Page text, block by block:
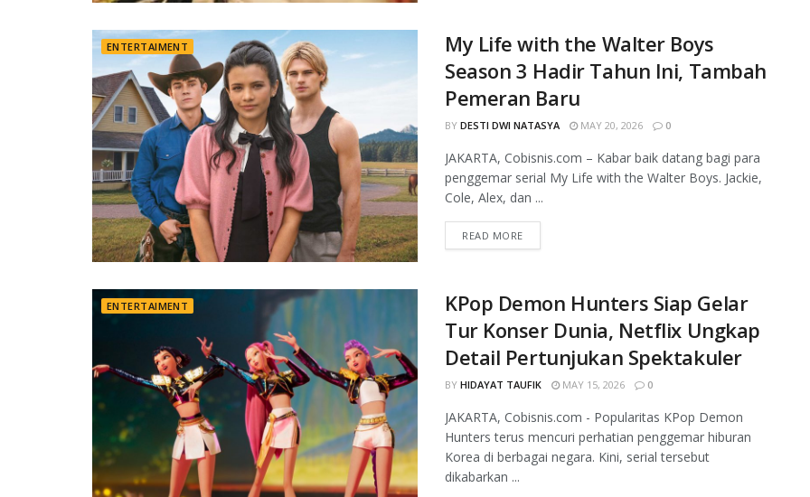
ENTERTAIMENT
My Life with the Walter Boys
Season 3 Hadir Tahun Ini, Tambah
Pemeran Baru
BY DESTI DWI NATASYA MAY 20, 2026 0
JAKARTA, Cobisnis.com – Kabar baik datang bagi para
penggemar serial My Life with the Walter Boys. Jackie,
Cole, Alex, dan ...
READ MORE
ENTERTAIMENT
KPop Demon Hunters Siap Gelar
Tur Konser Dunia, Netflix Ungkap
Detail Pertunjukan Spektakuler
BY HIDAYAT TAUFIK MAY 15, 2026 0
JAKARTA, Cobisnis.com - Popularitas KPop Demon
Hunters terus mencuri perhatian penggemar hiburan
Korea di berbagai negara. Kini, serial tersebut
dikabarkan ...